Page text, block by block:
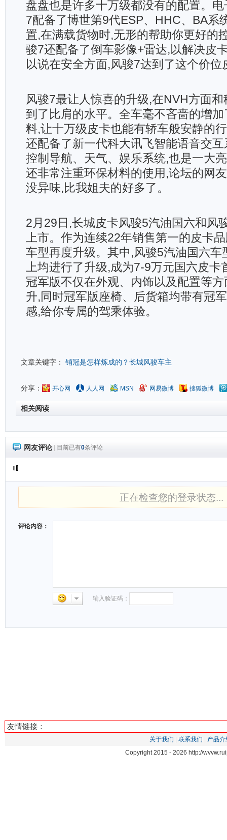
盘盘也是许多十万级都没有的配置。
7配备了博世第9代ESP、HHC、BA系
置,在满载货物时,无形的帮助你更好的
骏7还配备了倒车影像+雷达,以解决皮
以说在安全方面,风骏7达到了这个价位
风骏7最让人惊喜的升级,在NVH方面
到了比肩的水平。全车毫不吝啬的增
料,让十万级皮卡也能有轿车般安静的
还配备了新一代科大讯飞智能语音交
控制导航、天气、娱乐系统,也是一大
还非常注重环保材料的使用,论坛的网
没异味,比我姐夫的好多了。
2月29日,长城皮卡风骏5汽油国六和风
上市。作为连续22年销售第一的皮卡
车型再度升级。其中,风骏5汽油国六车
上均进行了升级,成为7-9万元国六皮卡
冠军版不仅在外观、内饰以及配置等
升,同时冠军版座椅、后货箱均带有冠
感,给你专属的驾乘体验。
文章关键字： 销冠是怎样炼成的？长城风骏车主
分享： 开心网 人人网 MSN 网易微博 搜狐微博
相关阅读
网友评论 目前已有0条评论
正在检查您的登录状态...
评论内容：
输入验证码：
友情链接：
关于我们 联系我们
产品介
Copyright 2015 - 2026 http://